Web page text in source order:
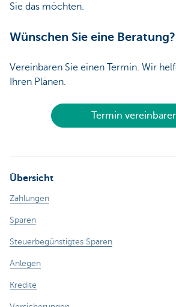
Sie das möchten.
Wünschen Sie eine Beratung?
Vereinbaren Sie einen Termin. Wir
Ihren Plänen.
Termin
Übersicht
Zahlungen
Sparen
Steuerbegünstigtes Sparen
Anlegen
Kredite